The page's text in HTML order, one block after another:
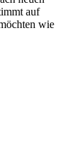
auf
wie